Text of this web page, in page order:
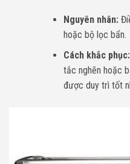
Nguyên nhân:
hoặc bộ lọc bẩn.
Cách khắc phục:
tắc nghẽn hoặc
được duy trì tốt